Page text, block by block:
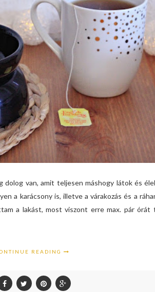
dolog van, amit teljesen máshogy látok és
a karácsony is, illetve a várakozás és a
a lakást, most viszont erre max. pár órát
READING